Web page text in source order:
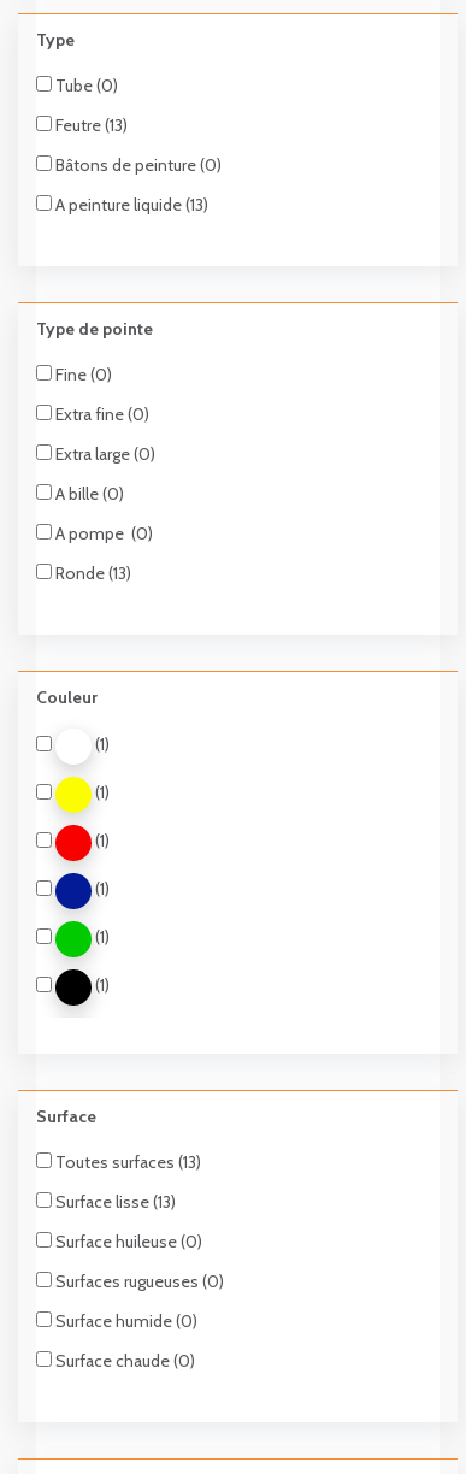
Type
Tube (0)
Feutre (13)
Bâtons de peinture (0)
A peinture liquide (13)
Type de pointe
Fine (0)
Extra fine (0)
Extra large (0)
A bille (0)
A pompe (0)
Ronde (13)
Couleur
(1)
(1)
(1)
(1)
(1)
(1)
(1)
Surface
Toutes surfaces (13)
Surface lisse (13)
Surface huileuse (0)
Surfaces rugueuses (0)
Surface humide (0)
Surface chaude (0)